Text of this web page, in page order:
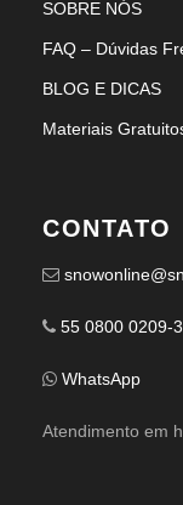
SOBRE NÓS
FAQ – Dúvidas
BLOG E DICAS
Materiais
CONTATO
55 0800 0209-
WhatsApp
Atendimento em